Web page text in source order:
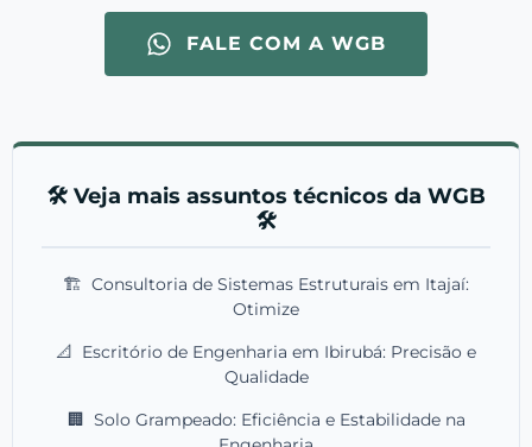
FALE COM A WGB
🛠️ Veja mais assuntos técnicos da WGB
🛠️
🏗️ Consultoria de Sistemas Estruturais em Itajaí:
Otimize
📐 Escritório de Engenharia em Ibirubá: Precisão e
Qualidade
🏢 Solo Grampeado: Eficiência e Estabilidade na